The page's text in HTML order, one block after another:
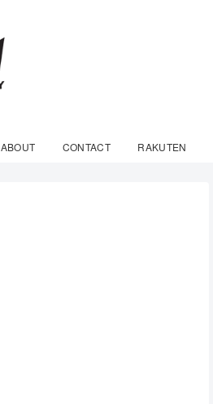
ABOUT CONTACT RAKUTEN